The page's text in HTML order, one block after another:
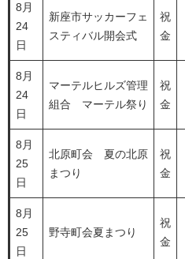
8月
24
日
新座市サッカーフェ
スティバル開会式
祝
金
8月
24
日
マーテルヒルズ管理
組合 マーテル祭り
祝
金
8月
25
日
北原町会 夏の北原
まつり
祝
金
8月
25
日
野寺町会夏まつり
祝
金